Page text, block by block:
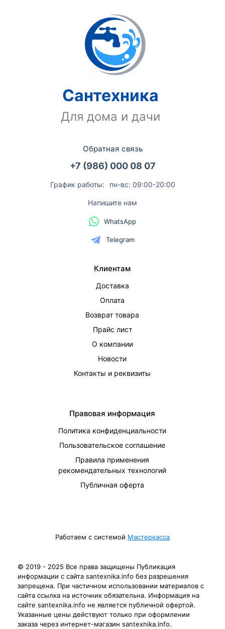
Сантехника
Для дома и дачи
Обратная связь
+7 (986) 000 08 07
График работы: пн-вс: 09:00-20:00
Напишите нам
WhatsApp
Telegram
Клиентам
Доставка
Оплата
Возврат товара
Прайс лист
О компании
Новости
Контакты и реквизиты
Правовая информация
Политика конфиденциальности
Пользовательское соглашение
Правила применения
рекомендательных технологий
Публичная оферта
Работаем с системой Мастеркасса
© 2019 - 2025 Все права защищены Публикация
информации с сайта santexnika.info без разрешения
запрещена. При частичном использовании материалов с
сайта ссылка на источник обязательна. Информация на
сайте santexnika.info не является публичной офертой.
Указанные цены действуют только при оформлении
заказа через интернет-магазин santexnika.info.